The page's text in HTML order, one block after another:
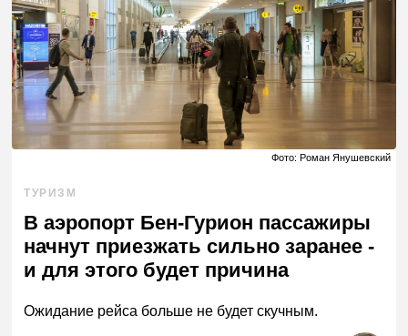
Фото: Роман Янушевский
ТУРИЗМ
В аэропорт Бен-Гурион пассажиры
начнут приезжать сильно заранее -
и для этого будет причина
Ожидание рейса больше не будет скучным.